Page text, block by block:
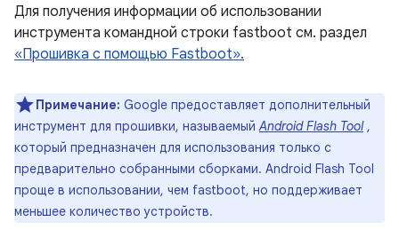
Для получения информации об использовании
инструмента командной строки fastboot см. раздел
«Прошивка с помощью Fastboot».
Примечание: Google предоставляет дополнительный
инструмент для прошивки, называемыйAndroid Flash Tool,
который предназначен для использования только с
предварительно собранными сборками. Android Flash Tool
проще в использовании, чем fastboot, но поддерживает
меньшее количество устройств.